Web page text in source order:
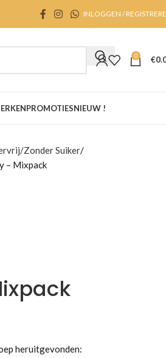
INLOGGEN /
0 €
PROMOTIESNIEUW !
Zonder Suiker
– Mixpack
heruitgevonden: